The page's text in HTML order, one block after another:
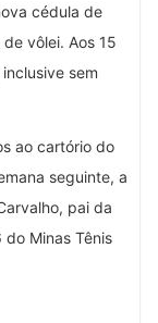
cédula de
vôlei. Aos 15
sem
ao cartório do
seguinte, a
pai da
Minas Tênis